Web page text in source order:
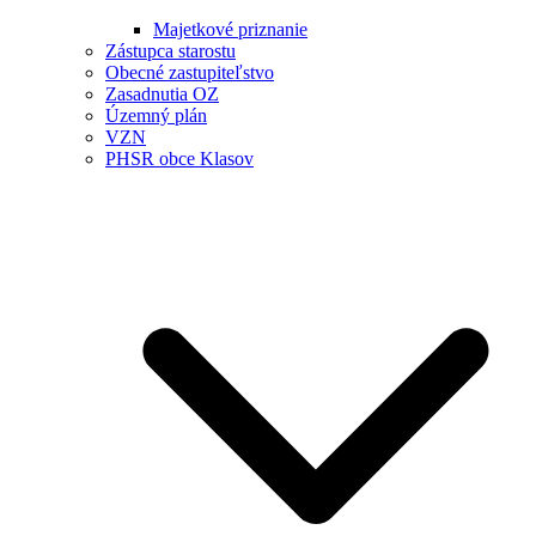
Majetkové priznanie
Zástupca starostu
Obecné zastupiteľstvo
Zasadnutia OZ
Územný plán
VZN
PHSR obce Klasov